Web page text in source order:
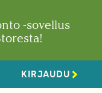
-sovellus
KIRJAUDU